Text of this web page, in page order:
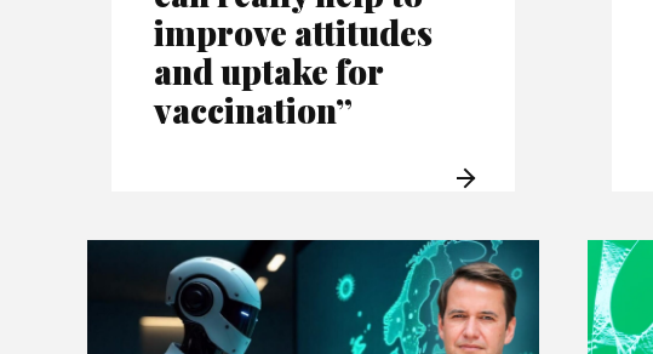
improve attitudes
and uptake for
vaccination”